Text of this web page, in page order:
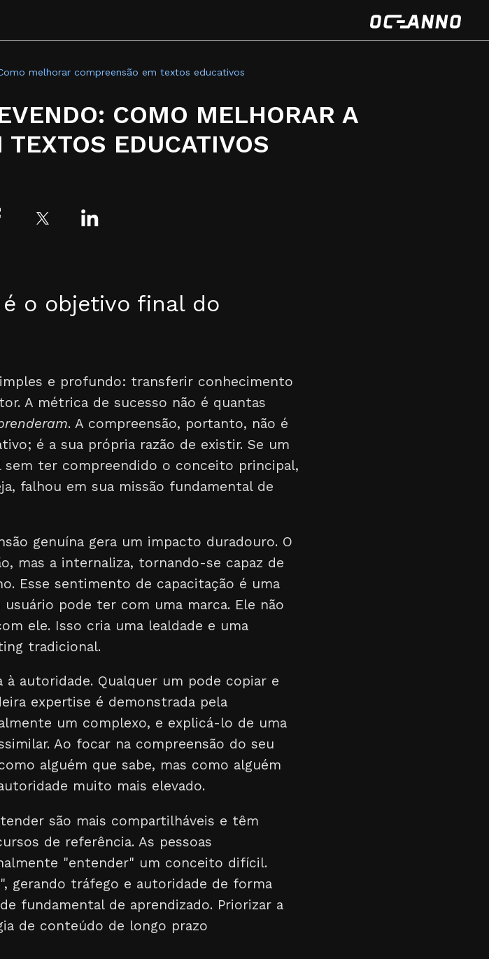
melhorar compreensão em textos educativos
COMO MELHORAR A
EDUCATIVOS
o objetivo final do
e profundo: transferir conhecimento
A métrica de sucesso não é quantas
. A compreensão, portanto, não é
é a sua própria razão de existir. Se um
ter compreendido o conceito principal,
falhou em sua missão fundamental de
genuína gera um impacto duradouro. O
mas a internaliza, tornando-se capaz de
Esse sentimento de capacitação é uma
pode ter com uma marca. Ele não
ele. Isso cria uma lealdade e uma
tradicional.
autoridade. Qualquer um pode copiar e
expertise é demonstrada pela
um complexo, e explicá-lo de uma
Ao focar na compreensão do seu
alguém que sabe, mas como alguém
muito mais elevado.
são mais compartilháveis e têm
de referência. As pessoas
"entender" um conceito difícil.
gerando tráfego e autoridade de forma
fundamental de aprendizado. Priorizar a
de conteúdo de longo prazo